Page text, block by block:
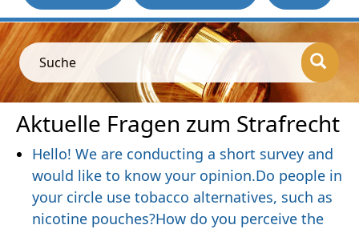
Suche
Aktuelle Fragen zum Strafrecht
Hello! We are conducting a short survey and
would like to know your opinion.Do people in
your circle use tobacco alternatives, such as
nicotine pouches?How do you perceive the